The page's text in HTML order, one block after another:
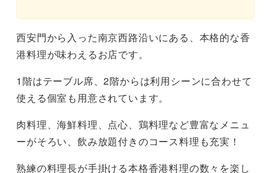
西安門から入った南京西路沿いにある、本格的な香
港料理が味わえるお店です。
1階はテーブル席、2階からは利用シーンに合わせて
使える個室も用意されています。
肉料理、海鮮料理、点心、鶏料理など豊富なメニュ
ーがそろい、飲み放題付きのコース料理も充実！
熟練の料理長が手掛ける本格香港料理の数々を楽し